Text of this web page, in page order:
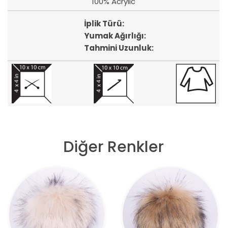
İplik Türü:
Yumak Ağırlığı:
Tahmini Uzunluk:
Diğer Renkler